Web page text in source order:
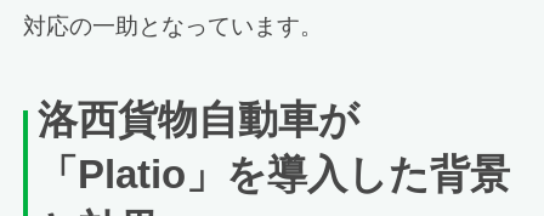
対応の一助となっています。
洛西貨物自動車が
「Platio」を導入した背景